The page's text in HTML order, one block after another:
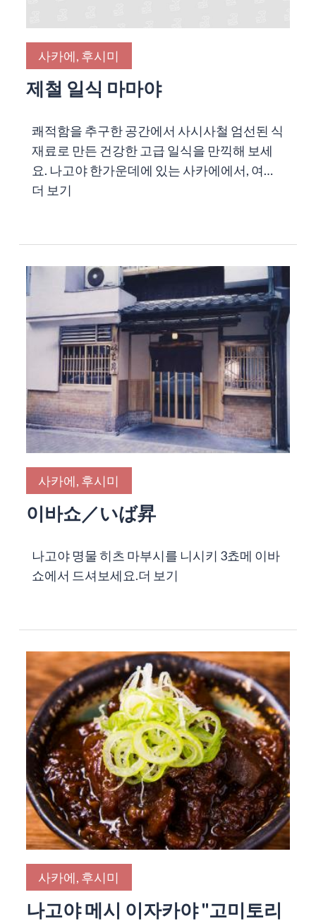
사카에, 후시미
제철 일식 마마야
쾌적함을 추구한 공간에서 사시사철 엄선된 식
재료로 만든 건강한 고급 일식을 만끽해 보세
요. 나고야 한가운데에 있는 사카에에서, 여…
더 보기
사카에, 후시미
이바쇼／いば昇
나고야 명물 히츠 마부시를 니시키 3쵸메 이바
쇼에서 드셔보세요.더 보기
사카에, 후시미
나고야 메시 이자카야 "고미토리